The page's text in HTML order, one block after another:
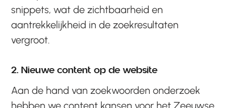
snippets, wat de zichtbaarheid en
aantrekkelijkheid in de zoekresultaten
vergroot.
2. Nieuwe content op de website
Aan de hand van zoekwoorden onderzoek